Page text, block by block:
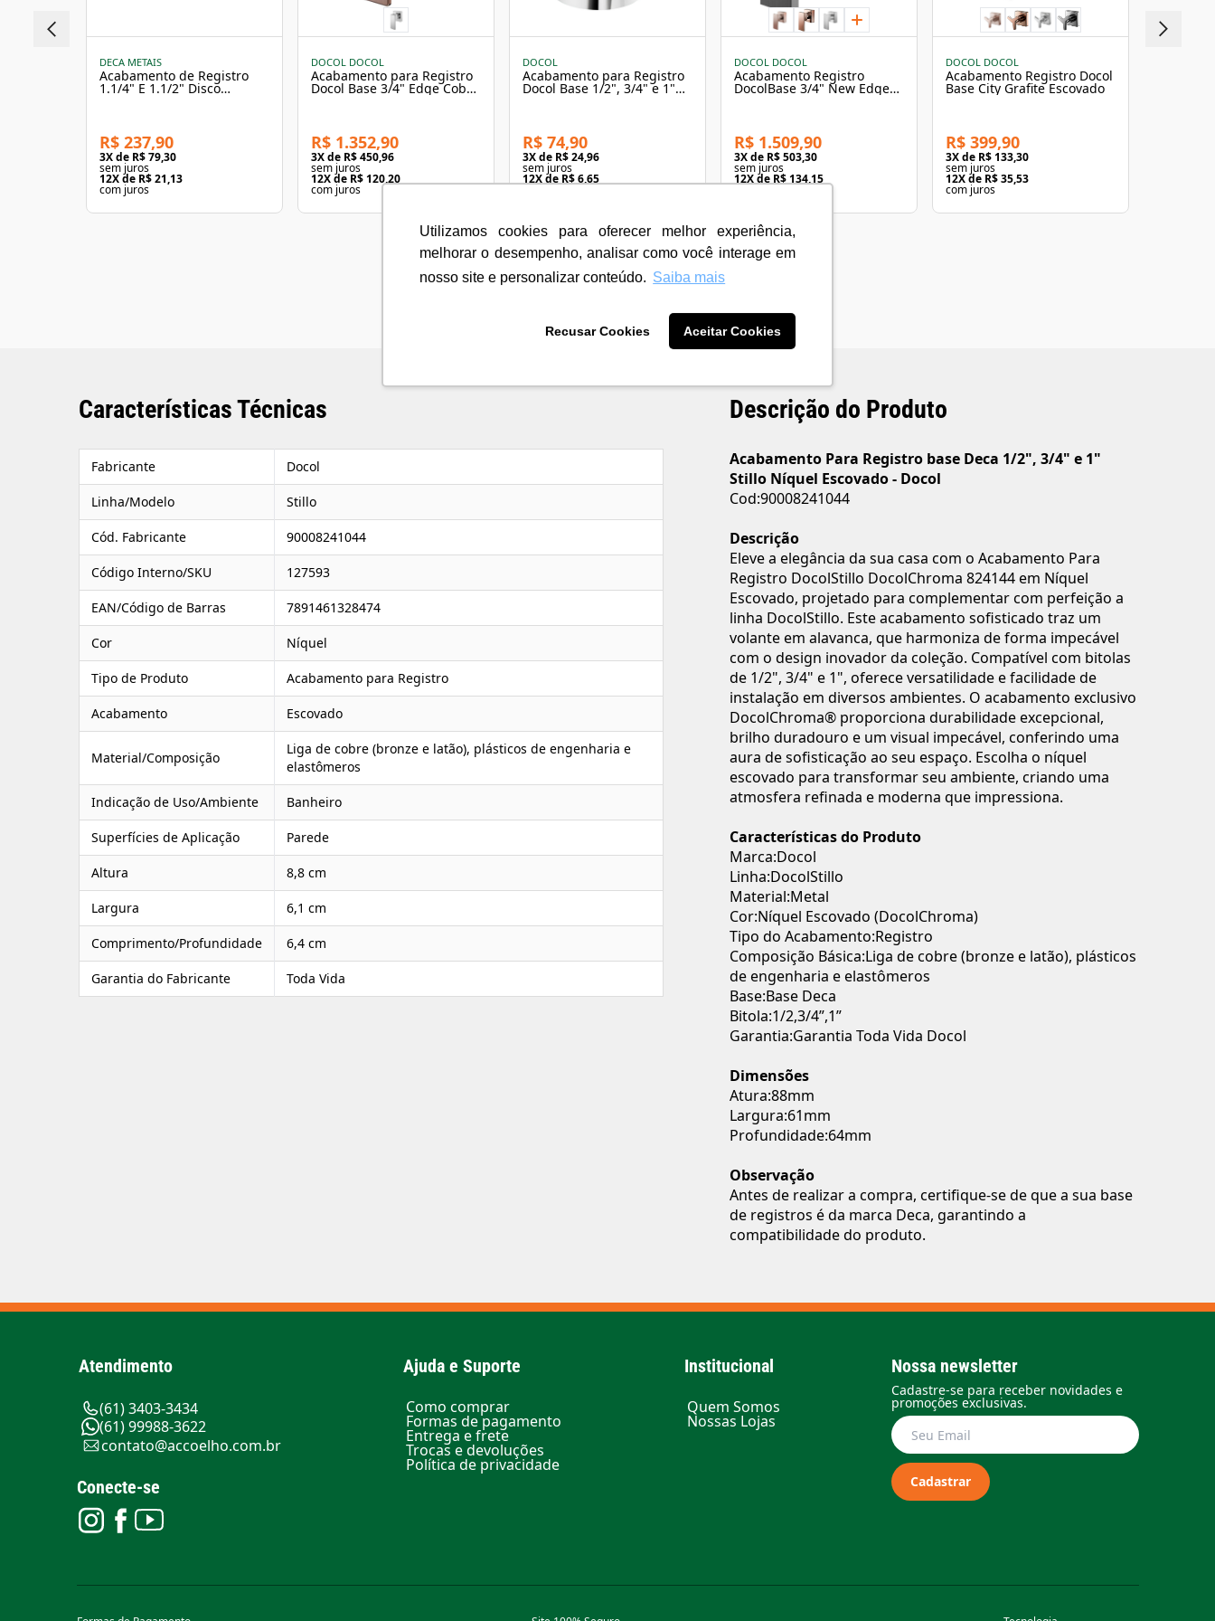
Utilizamos cookies para oferecer melhor experiência,
melhorar o desempenho, analisar como você interage em
nosso site e personalizar conteúdo. Saiba mais
Recusar Cookies Aceitar Cookies
DECA METAIS
Acabamento de Registro
1.1/4" E 1.1/2" Disco
R$ 237,90
3X de R$ 79,30
sem juros
12X de R$ 21,13
com juros
DOCOL DOCOL
Acabamento para Registro
Docol Base 3/4" Edge Cobre
R$ 1.352,90
3X de R$ 450,96
sem juros
12X de R$ 120,20
com juros
DOCOL
Acabamento para Registro
Docol Base 1/2", 3/4" e 1"
R$ 74,90
3X de R$ 24,96
sem juros
12X de R$ 6,65
com juros
DOCOL DOCOL
Acabamento Registro
DocolBase 3/4" New Edge
R$ 1.509,90
3X de R$ 503,30
sem juros
12X de R$ 134,15
com juros
DOCOL DOCOL
Acabamento Registro Docol
Base City Grafite Escovado
R$ 399,90
3X de R$ 133,30
sem juros
12X de R$ 35,53
com juros
Características Técnicas
Fabricante Docol
Linha/Modelo Stillo
Cód. Fabricante 90008241044
Código Interno/SKU 127593
EAN/Código de Barras 7891461328474
Cor Níquel
Tipo de Produto Acabamento para Registro
Acabamento Escovado
Material/Composição
Liga de cobre (bronze e latão), plásticos de engenharia e
elastômeros
Indicação de Uso/Ambiente Banheiro
Superfícies de Aplicação Parede
Altura 8,8 cm
Largura 6,1 cm
Comprimento/Profundidade 6,4 cm
Garantia do Fabricante Toda Vida
Descrição do Produto
Acabamento Para Registro base Deca 1/2", 3/4" e 1"
Stillo Níquel Escovado - Docol
Cod:90008241044
Descrição
Eleve a elegância da sua casa com o Acabamento Para
Registro DocolStillo DocolChroma 824144 em Níquel
Escovado, projetado para complementar com perfeição a
linha DocolStillo. Este acabamento sofisticado traz um
volante em alavanca, que harmoniza de forma impecável
com o design inovador da coleção. Compatível com bitolas
de 1/2", 3/4" e 1", oferece versatilidade e facilidade de
instalação em diversos ambientes. O acabamento exclusivo
DocolChroma® proporciona durabilidade excepcional,
brilho duradouro e um visual impecável, conferindo uma
aura de sofisticação ao seu espaço. Escolha o níquel
escovado para transformar seu ambiente, criando uma
atmosfera refinada e moderna que impressiona.
Características do Produto
Marca:Docol
Linha:DocolStillo
Material:Metal
Cor:Níquel Escovado (DocolChroma)
Tipo do Acabamento:Registro
Composição Básica:Liga de cobre (bronze e latão), plásticos
de engenharia e elastômeros
Base:Base Deca
Bitola:1/2,3/4”,1”
Garantia:Garantia Toda Vida Docol
Dimensões
Atura:88mm
Largura:61mm
Profundidade:64mm
Observação
Antes de realizar a compra, certifique-se de que a sua base
de registros é da marca Deca, garantindo a
compatibilidade do produto.
Atendimento
(61) 3403-3434
(61) 99988-3622
contato@accoelho.com.br
Conecte-se
Ajuda e Suporte
Como comprar
Formas de pagamento
Entrega e frete
Trocas e devoluções
Política de privacidade
Institucional
Quem Somos
Nossas Lojas
Nossa newsletter
Cadastre-se para receber novidades e
promoções exclusivas.
Cadastrar